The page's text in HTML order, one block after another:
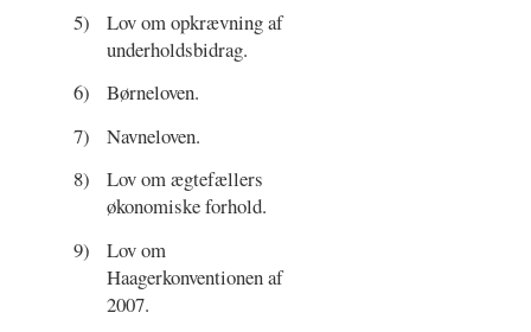
5)
Lov om opkrævning af
underholdsbidrag.
6)
Børneloven.
7)
Navneloven.
8)
Lov om ægtefællers
økonomiske forhold.
9)
Lov om
Haagerkonventionen af
2007.